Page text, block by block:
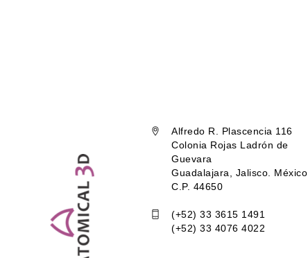
Alfredo R. Plascencia 116
Colonia Rojas Ladrón de
Guevara
Guadalajara, Jalisco. México
C.P. 44650
(+52) 33 3615 1491
(+52) 33 4076 4022